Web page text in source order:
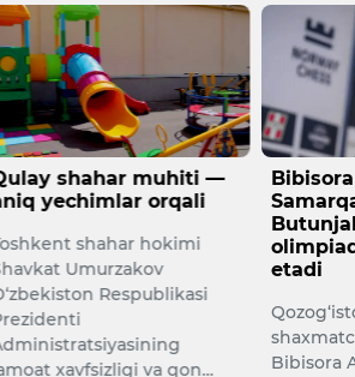
Bibisora Asaubayeva
Samarqanddagi
olimpiadasida ishtirok
etadi
Qozog‘istonning yetakchi
shaxmatchilaridan biri
Bibisora Asaubayeva 46-
yillarda